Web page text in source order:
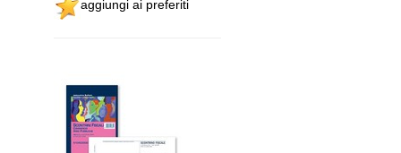
aggiungi ai preferiti